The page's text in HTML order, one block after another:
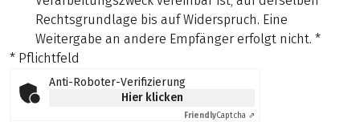
Rechtsgrundlage bis auf Widerspruch. Eine
Weitergabe an andere Empfänger erfolgt nicht. *
* Pflichtfeld
Anti-Roboter-Verifizierung
Hier klicken
FriendlyCaptcha ⇗